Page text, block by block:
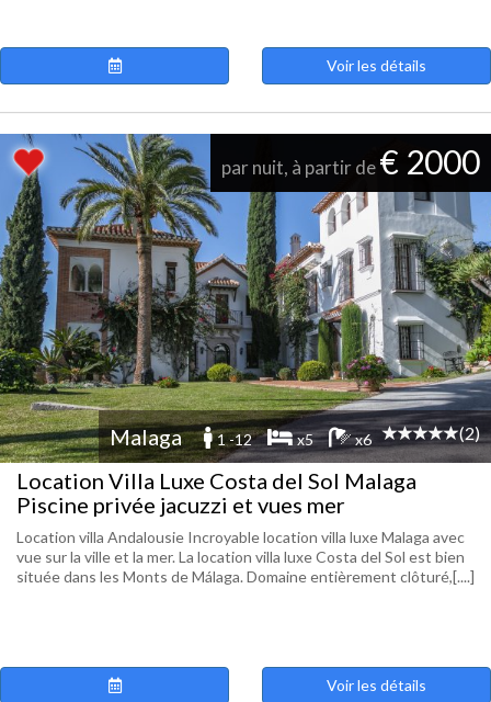
Voir les détails
par nuit, à partir de€ 2000
Malaga 1 -12 x5 x6 (2)
Location Villa Luxe Costa del Sol Malaga
Piscine privée jacuzzi et vues mer
Location villa Andalousie Incroyable location villa luxe Malaga avec
vue sur la ville et la mer. La location villa luxe Costa del Sol est bien
située dans les Monts de Málaga. Domaine entièrement clôturé,[....]
Voir les détails